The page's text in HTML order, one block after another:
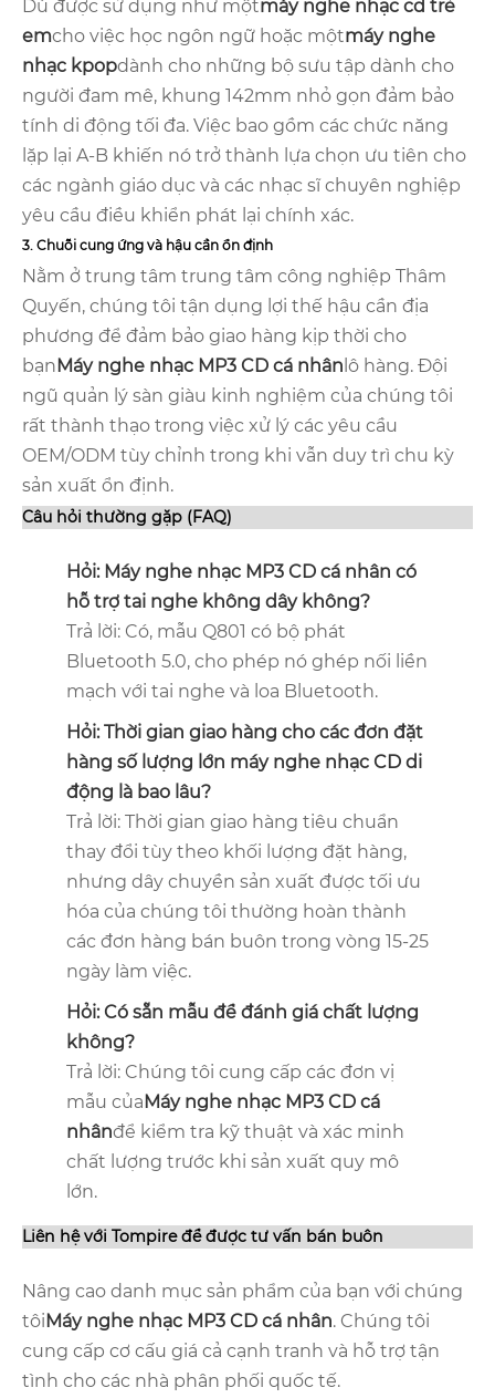
Dù được sử dụng như mộtmáy nghe nhạc cd trẻ
emcho việc học ngôn ngữ hoặc mộtmáy nghe
nhạc kpopdành cho những bộ sưu tập dành cho
người đam mê, khung 142mm nhỏ gọn đảm bảo
tính di động tối đa. Việc bao gồm các chức năng
lặp lại A-B khiến nó trở thành lựa chọn ưu tiên cho
các ngành giáo dục và các nhạc sĩ chuyên nghiệp
yêu cầu điều khiển phát lại chính xác.
3. Chuỗi cung ứng và hậu cần ổn định
Nằm ở trung tâm trung tâm công nghiệp Thâm
Quyến, chúng tôi tận dụng lợi thế hậu cần địa
phương để đảm bảo giao hàng kịp thời cho
bạnMáy nghe nhạc MP3 CD cá nhân lô hàng. Đội
ngũ quản lý sàn giàu kinh nghiệm của chúng tôi
rất thành thạo trong việc xử lý các yêu cầu
OEM/ODM tùy chỉnh trong khi vẫn duy trì chu kỳ
sản xuất ổn định.
Câu hỏi thường gặp (FAQ)
Hỏi: Máy nghe nhạc MP3 CD cá nhân có
hỗ trợ tai nghe không dây không?
Trả lời: Có, mẫu Q801 có bộ phát
Bluetooth 5.0, cho phép nó ghép nối liền
mạch với tai nghe và loa Bluetooth.
Hỏi: Thời gian giao hàng cho các đơn đặt
hàng số lượng lớn máy nghe nhạc CD di
động là bao lâu?
Trả lời: Thời gian giao hàng tiêu chuẩn
thay đổi tùy theo khối lượng đặt hàng,
nhưng dây chuyền sản xuất được tối ưu
hóa của chúng tôi thường hoàn thành
các đơn hàng bán buôn trong vòng 15-25
ngày làm việc.
Hỏi: Có sẵn mẫu để đánh giá chất lượng
không?
Trả lời: Chúng tôi cung cấp các đơn vị
mẫu củaMáy nghe nhạc MP3 CD cá
nhânđể kiểm tra kỹ thuật và xác minh
chất lượng trước khi sản xuất quy mô
lớn.
Liên hệ với Tompire để được tư vấn bán buôn
Nâng cao danh mục sản phẩm của bạn với chúng
tôiMáy nghe nhạc MP3 CD cá nhân. Chúng tôi
cung cấp cơ cấu giá cả cạnh tranh và hỗ trợ tận
tình cho các nhà phân phối quốc tế.